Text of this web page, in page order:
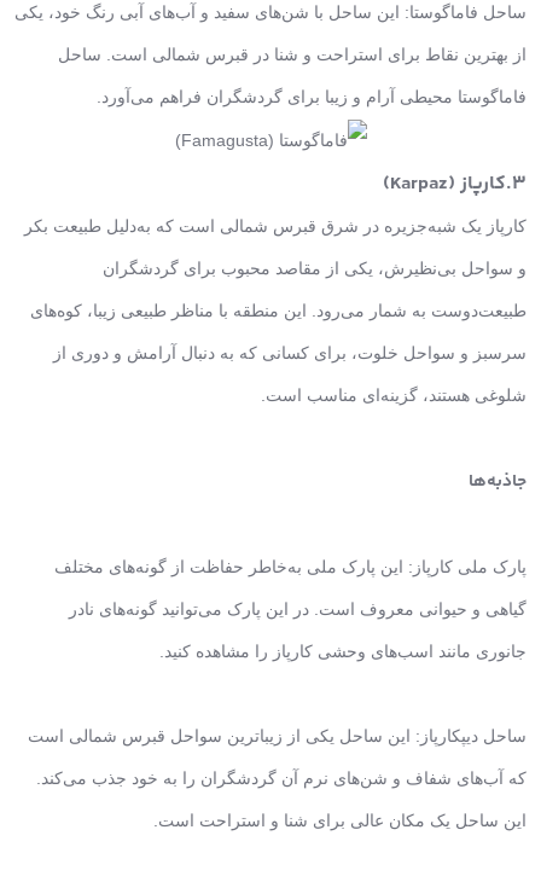
ساحل فاماگوستا: این ساحل با شن‌های سفید و آب‌های آبی رنگ خود، یکی
از بهترین نقاط برای استراحت و شنا در قبرس شمالی است. ساحل
فاماگوستا محیطی آرام و زیبا برای گردشگران فراهم می‌آورد.
3.کارپاز (Karpaz)
کارپاز یک شبه‌جزیره در شرق قبرس شمالی است که به‌دلیل طبیعت بکر
و سواحل بی‌نظیرش، یکی از مقاصد محبوب برای گردشگران
طبیعت‌دوست به شمار می‌رود. این منطقه با مناظر طبیعی زیبا، کوه‌های
سرسبز و سواحل خلوت، برای کسانی که به دنبال آرامش و دوری از
شلوغی هستند، گزینه‌ای مناسب است.
جاذبه‌ها
پارک ملی کارپاز: این پارک ملی به‌خاطر حفاظت از گونه‌های مختلف
گیاهی و حیوانی معروف است. در این پارک می‌توانید گونه‌های نادر
جانوری مانند اسب‌های وحشی کارپاز را مشاهده کنید.
ساحل دیپکارپاز: این ساحل یکی از زیباترین سواحل قبرس شمالی است
که آب‌های شفاف و شن‌های نرم آن گردشگران را به خود جذب می‌کند.
این ساحل یک مکان عالی برای شنا و استراحت است.